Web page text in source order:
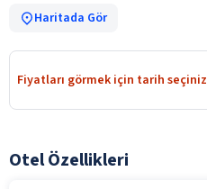
Haritada Gör
Fiyatları görmek için tarih seçiniz
Otel Özellikleri